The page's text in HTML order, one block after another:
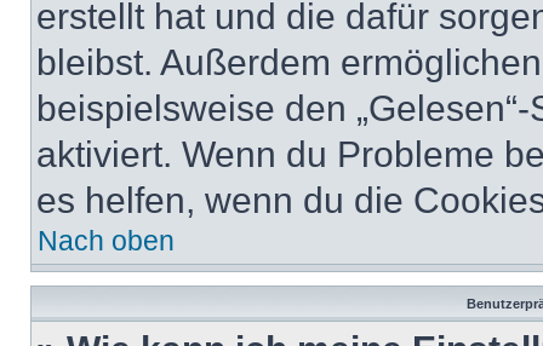
erstellt hat und die dafür
bleibst. Außerdem
beispielsweise den
aktiviert. Wenn du Probleme
es helfen, wenn du die
Nach oben